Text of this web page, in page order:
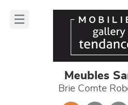
Meubles
Brie Comte